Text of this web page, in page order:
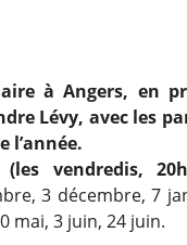
à Angers, en
Lévy, avec les
l’année.
(les vendredis,
3 décembre, 7
mai, 3 juin, 24 juin.